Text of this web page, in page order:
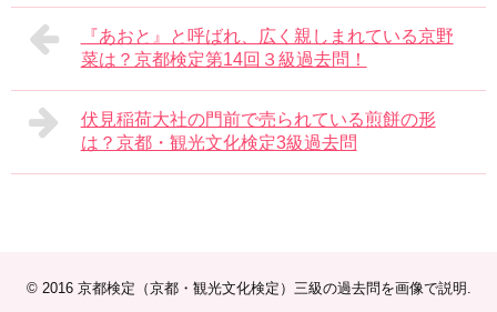
『あおと』と呼ばれ、広く親しまれている京野
菜は？京都検定第14回３級過去問！
伏見稲荷大社の門前で売られている煎餅の形
は？京都・観光文化検定3級過去問
© 2016 京都検定（京都・観光文化検定）三級の過去問を画像で説明